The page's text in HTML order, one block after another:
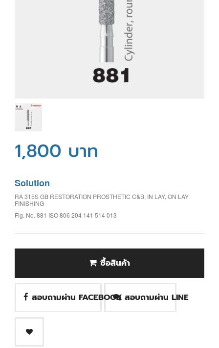
1,800 บาท
Solution
RA 315S GB RESTORATION PROSTHETIC C&B, IN LAY, ON LAY
FINISHING
Fig. No. 881 ISO 806 204 141 514 013
ซื้อสินค้า
สอบถามผ่าน FACEBOOK สอบถามผ่าน LINE